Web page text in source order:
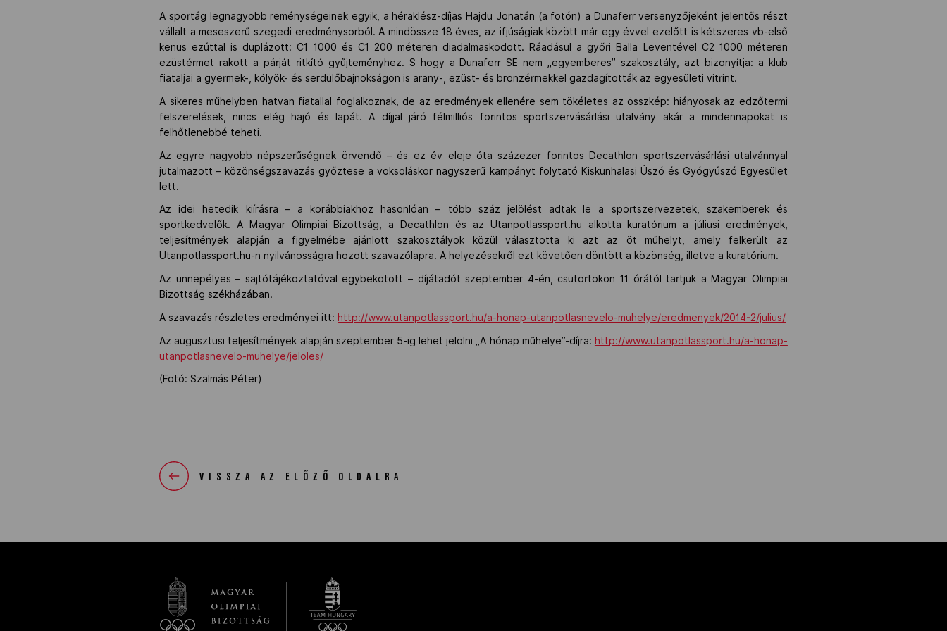
A sportág legnagyobb reménységeinek egyik, a héraklész-díjas Hajdu Jonatán (a fotón) a Dunaferr versenyzőjeként jelentős részt
vállalt a meseszerű szegedi eredménysorból. A mindössze 18 éves, az ifjúságiak között már egy évvel ezelőtt is kétszeres vb-első
kenus ezúttal is duplázott: C1 1000 és C1 200 méteren diadalmaskodott. Ráadásul a győri Balla Leventével C2 1000 méteren
ezüstérmet rakott a párját ritkító gyűjteményhez. S hogy a Dunaferr SE nem „egyemberes” szakosztály, azt bizonyítja: a klub
fiataljai a gyermek-, kölyök- és serdülőbajnokságon is arany-, ezüst- és bronzérmekkel gazdagították az egyesületi vitrint.
A sikeres műhelyben hatvan fiatallal foglalkoznak, de az eredmények ellenére sem tökéletes az összkép: hiányosak az edzőtermi
felszerelések, nincs elég hajó és lapát. A díjjal járó félmilliós forintos sportszervásárlási utalvány akár a mindennapokat is
felhőtlenebbé teheti.
Az egyre nagyobb népszerűségnek örvendő – és ez év eleje óta százezer forintos Decathlon sportszervásárlási utalvánnyal
jutalmazott – közönségszavazás győztese a voksoláskor nagyszerű kampányt folytató Kiskunhalasi Úszó és Gyógyúszó Egyesület
lett.
Az idei hetedik kiírásra – a korábbiakhoz hasonlóan – több száz jelölést adtak le a sportszervezetek, szakemberek és
sportkedvelők. A Magyar Olimpiai Bizottság, a Decathlon és az Utanpotlassport.hu alkotta kuratórium a júliusi eredmények,
teljesítmények alapján a figyelmébe ajánlott szakosztályok közül választotta ki azt az öt műhelyt, amely felkerült az
Utanpotlassport.hu-n nyilvánosságra hozott szavazólapra. A helyezésekről ezt követően döntött a közönség, illetve a kuratórium.
Az ünnepélyes – sajtótájékoztatóval egybekötött – díjátadót szeptember 4-én, csütörtökön 11 órától tartjuk a Magyar Olimpiai
Bizottság székházában.
A szavazás részletes eredményei itt: http://www.utanpotlassport.hu/a-honap-utanpotlasnevelo-muhelye/eredmenyek/2014-2/julius/
Az augusztusi teljesítmények alapján szeptember 5-ig lehet jelölni „A hónap műhelye”-díjra: http://www.utanpotlassport.hu/a-honap-
utanpotlasnevelo-muhelye/jeloles/
(Fotó: Szalmás Péter)
VISSZA AZ ELŐZŐ OLDALRA